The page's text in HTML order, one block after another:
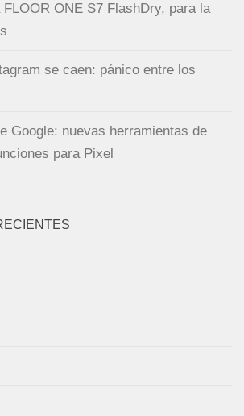
FLOOR ONE S7 FlashDry, para la
se caen: pánico entre los
Google: nuevas herramientas de
para Pixel